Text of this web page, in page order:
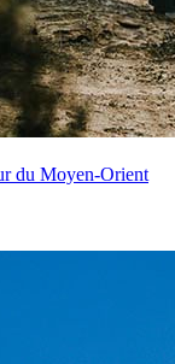
du Moyen-Orient